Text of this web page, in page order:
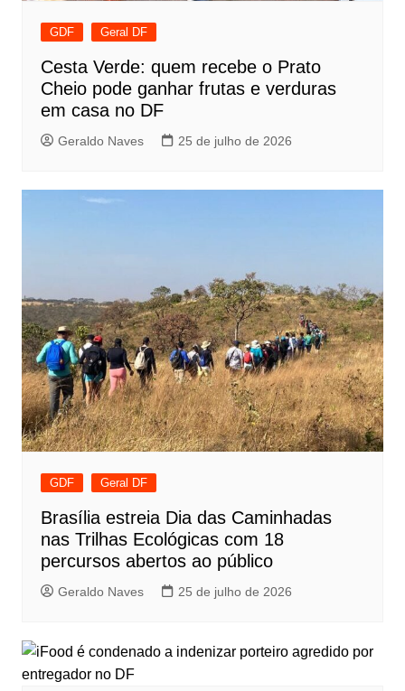
GDF Geral DF
Cesta Verde: quem recebe o Prato
Cheio pode ganhar frutas e verduras
em casa no DF
Geraldo Naves 25 de julho de 2026
GDF Geral DF
Brasília estreia Dia das Caminhadas
nas Trilhas Ecológicas com 18
percursos abertos ao público
Geraldo Naves 25 de julho de 2026